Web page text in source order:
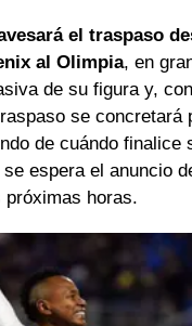
el traspaso
al Olimpia, en
de su figura y,
se concretará
de cuándo finalice
espera el anuncio
próximas horas.